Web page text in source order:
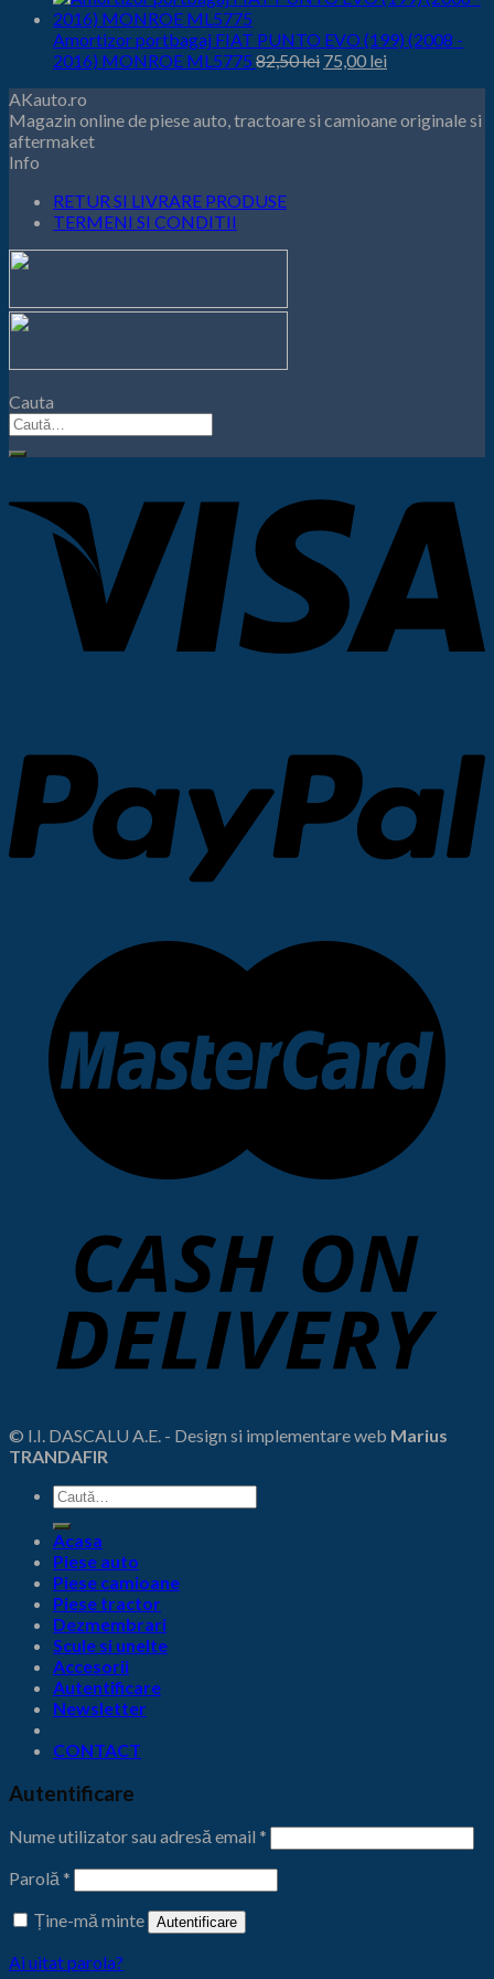
40,00 lei.
Amortizor portbagaj FIAT PUNTO EVO (199) (2008 -
2016) MONROE ML5775 82,50lei Prețul
fost:
75,00 lei
75,00 lei.
AKauto.ro
Magazin online de piese auto, tractoare si camioane originale si
aftermaket
Info
RETUR SI LIVRARE PRODUSE
TERMENI SI CONDITII
Cauta
Caută
după:
© I.I. DASCALU A.E. - Design si implementare web Marius
TRANDAFIR
Caută
după:
Acasa
Piese auto
Piese camioane
Piese tractor
Dezmembrari
Scule si unelte
Accesorii
Autentificare
Newsletter
CONTACT
Autentificare
Nume utilizator sau adresă email *
Parolă *
Ține-mă minte
Autentificare
Ai uitat parola?